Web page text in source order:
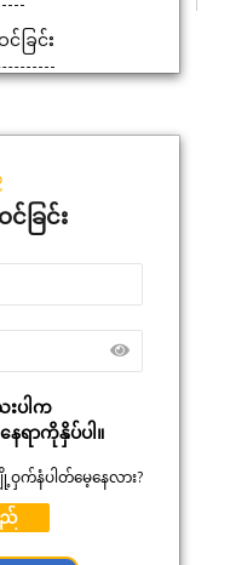
ခြင်း
ြင်း
ပါက
ာကိုနှိပ်ပါ။
က်နံပါတ်မေ့နေလား?
ည်